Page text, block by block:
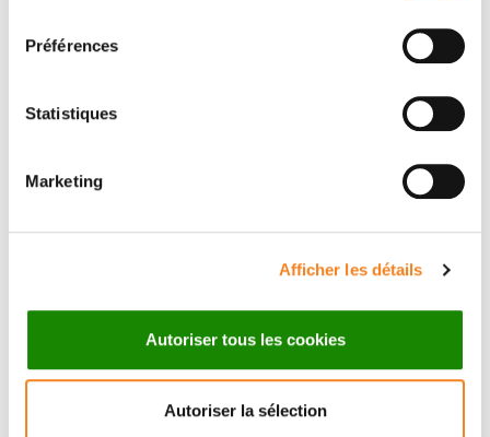
Préférences
Statistiques
Marketing
Afficher les détails
Autoriser tous les cookies
Autoriser la sélection
The overall response rate following 4 induction cycles
of VTD prior to ASCT is higher than that of 4 cycles of